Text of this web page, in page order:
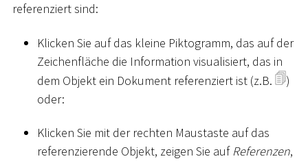
referenziert sind:
Klicken Sie auf das kleine Piktogramm, das auf der
Zeichenfläche die Information visualisiert, das in
dem Objekt ein Dokument referenziert ist (z.B.
)
oder:
Klicken Sie mit der rechten Maustaste auf das
referenzierende Objekt, zeigen Sie aufReferenzen,